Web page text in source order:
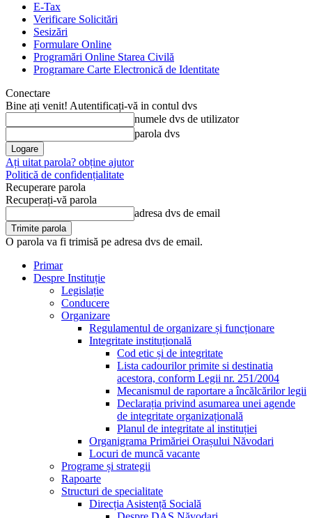
E-Tax
Verificare Solicitări
Sesizări
Formulare Online
Programări Online Starea Civilă
Programare Carte Electronică de Identitate
Conectare
Bine ați venit! Autentificați-vă in contul dvs
numele dvs de utilizator
parola dvs
Ați uitat parola? obține ajutor
Politică de confidențialitate
Recuperare parola
Recuperați-vă parola
adresa dvs de email
O parola va fi trimisă pe adresa dvs de email.
Primar
Despre Instituție
Legislație
Conducere
Organizare
Regulamentul de organizare și funcționare
Integritate instituțională
Cod etic și de integritate
Lista cadourilor primite si destinatia
acestora, conform Legii nr. 251/2004
Mecanismul de raportare a încălcărilor legii
Declarația privind asumarea unei agende
de integritate organizațională
Planul de integritate al instituției
Organigrama Primăriei Orașului Năvodari
Locuri de muncă vacante
Programe și strategii
Rapoarte
Structuri de specialitate
Direcția Asistență Socială